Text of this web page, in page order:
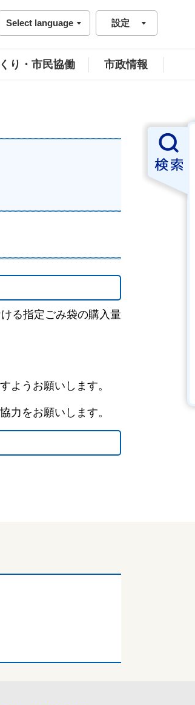
Select language 設定
り・市民協働 市政情報
る指定ごみ袋の購入量
ようお願いします。
力をお願いします。